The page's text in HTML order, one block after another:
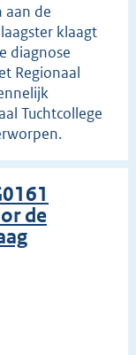
aan de
klaagt
diagnose
Regionaal
Tuchtcollege
de